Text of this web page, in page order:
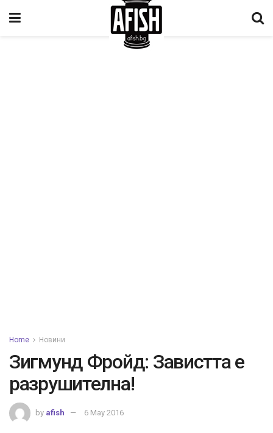
Home Новини
Зигмунд Фройд: Завистта е
разрушителна!
by afish 6 May 2016